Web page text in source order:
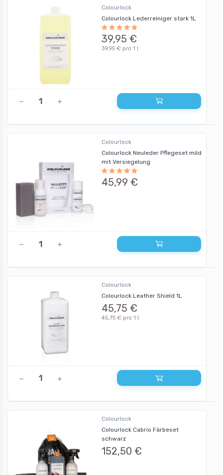
Colourlock
Colourlock Lederreiniger stark 1L
39,95 €
39,95 € pro 1 l
Colourlock
Colourlock Neuleder Pflegeset mild
mit Versiegelung
45,99 €
Colourlock
Colourlock Leather Shield 1L
45,75 €
45,75 € pro 1 l
Colourlock
Colourlock Cabrio Färbeset
schwarz
152,50 €